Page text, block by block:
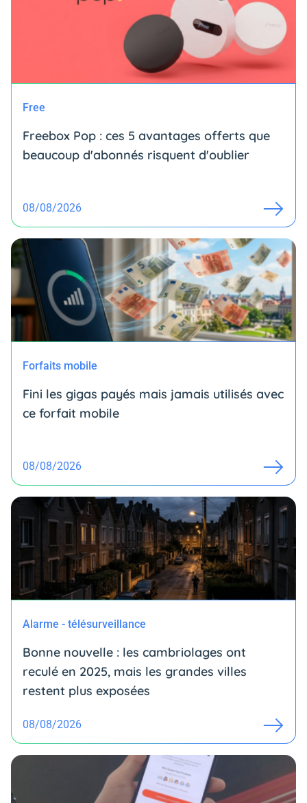
Free
Freebox Pop : ces 5 avantages offerts que
beaucoup d'abonnés risquent d'oublier
08/08/2026
Forfaits mobile
Fini les gigas payés mais jamais utilisés avec
ce forfait mobile
08/08/2026
Alarme - télésurveillance
Bonne nouvelle : les cambriolages ont
reculé en 2025, mais les grandes villes
restent plus exposées
08/08/2026